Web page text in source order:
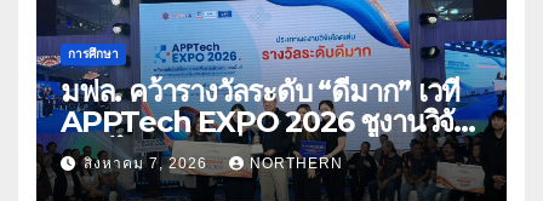
การศึกษา
มฟล. คว้ารางวัลระดับ “ดีมาก” เวที
APPTech EXPO 2026 ชูงานวิจัย
สมุนไพร ขับเคลื่อนนวัตกรรมสู่เชิง
พาณิชย์
สิงหาคม 7, 2026 NORTHERN